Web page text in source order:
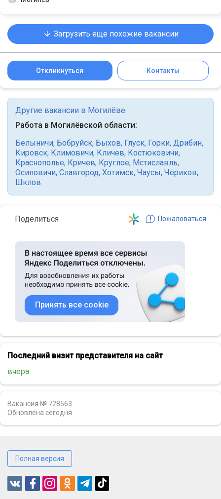
Загрузить еще похожие вакансии
Откликнуться Контакты
Другие вакансии в Могилёве
Работа в Могилёвской области:
Белыничи, Бобруйск, Быхов, Глуск, Горки, Дрибин,
Кировск, Климовичи, Кличев, Костюковичи,
Краснополье, Кричев, Круглое, Мстиславль,
Осиповичи, Славгород, Хотимск, Чаусы, Чериков,
Шклов
Поделиться Пожаловаться
Принять все cookie
Последний визит представителя на сайт
вчера
Вакансия № 728563
Обновлена сегодня
Полная версия